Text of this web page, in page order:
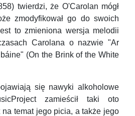
twierdzi, że O'Carolan mógł
zmodyfikował go do swoich
to zmieniona wersja melodii
Carolana o nazwie "Ar
(On the Brink of the White
się nawyki alkoholowe
zamieścił taki oto
temat jego picia, a także jego